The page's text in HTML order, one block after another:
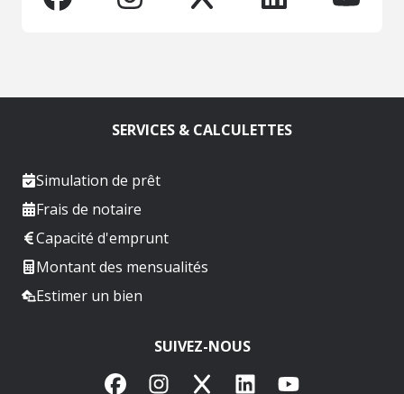
SERVICES & CALCULETTES
Simulation de prêt
Frais de notaire
Capacité d'emprunt
Montant des mensualités
Estimer un bien
SUIVEZ-NOUS
FacebookInstagram
X LinkedInYouTube